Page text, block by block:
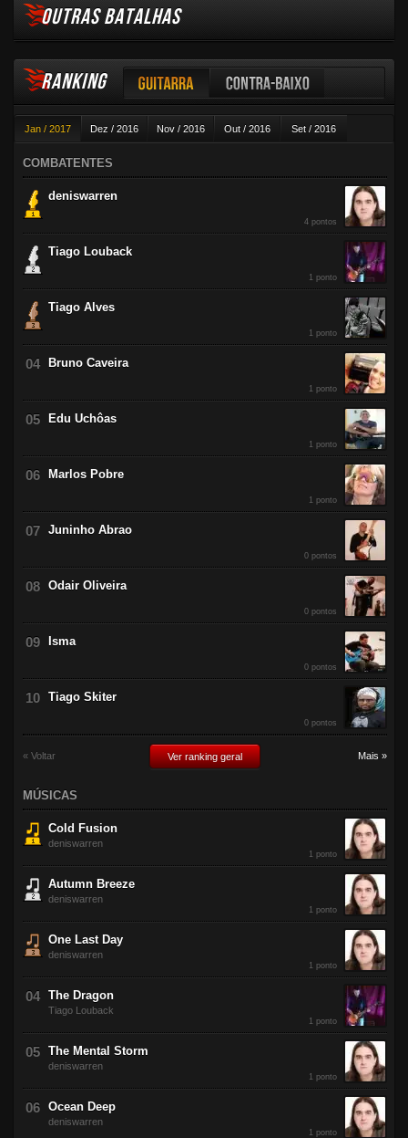
OUTRAS BATALHAS
RANKING
Jan / 2017 Dez / 2016 Nov / 2016 Out / 2016 Set / 2016
Ago / 2016 Jul / 2016
Guitarra Contra-baixo
COMBATENTES
deniswarren
4 pontos
Tiago Louback
1 ponto
Tiago Alves
1 ponto
Bruno Caveira
1 ponto
Edu Uchôas
1 ponto
Marlos Pobre
1 ponto
Juninho Abrao
0 pontos
Odair Oliveira
0 pontos
Isma
0 pontos
Tiago Skiter
0 pontos
« Voltar Ver ranking geral Mais »
MÚSICAS
Cold Fusion
deniswarren
1 ponto
Autumn Breeze
deniswarren
1 ponto
One Last Day
deniswarren
1 ponto
The Dragon
Tiago Louback
1 ponto
The Mental Storm
deniswarren
1 ponto
Ocean Deep
deniswarren
1 ponto